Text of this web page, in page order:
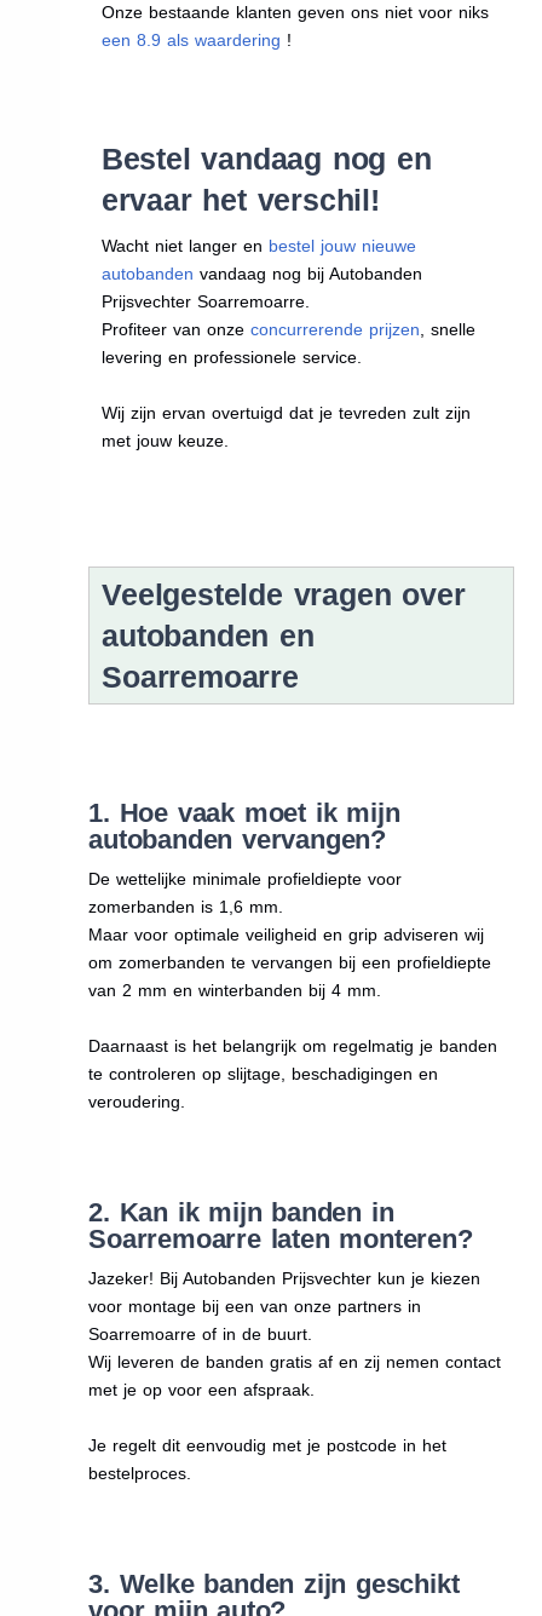
Onze bestaande klanten geven ons niet voor niks
een 8.9 als waardering !
Bestel vandaag nog en
ervaar het verschil!
Wacht niet langer en bestel jouw nieuwe
autobanden vandaag nog bij Autobanden
Prijsvechter Soarremoarre.
Profiteer van onze concurrerende prijzen , snelle
levering en professionele service.
Wij zijn ervan overtuigd dat je tevreden zult zijn
met jouw keuze.
Veelgestelde vragen over
autobanden en
Soarremoarre
1. Hoe vaak moet ik mijn
autobanden vervangen?
De wettelijke minimale profieldiepte voor
zomerbanden is 1,6 mm.
Maar voor optimale veiligheid en grip adviseren wij
om zomerbanden te vervangen bij een profieldiepte
van 2 mm en winterbanden bij 4 mm.
Daarnaast is het belangrijk om regelmatig je banden
te controleren op slijtage, beschadigingen en
veroudering.
2. Kan ik mijn banden in
Soarremoarre laten monteren?
Jazeker! Bij Autobanden Prijsvechter kun je kiezen
voor montage bij een van onze partners in
Soarremoarre of in de buurt.
Wij leveren de banden gratis af en zij nemen contact
met je op voor een afspraak.
Je regelt dit eenvoudig met je postcode in het
bestelproces.
3. Welke banden zijn geschikt